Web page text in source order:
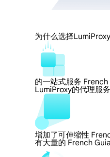
为什么选择
的一站式服务
LumiProxy的代理服
增加了可伸缩性
有大量的 French